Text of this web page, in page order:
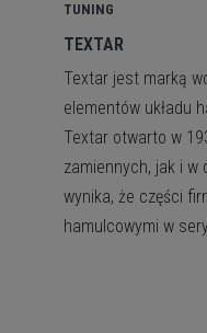
TUNING
TEXTAR
Textar jest marką
elementów układu
Textar otwarto w
zamiennych, jak i
wynika, że części
hamulcowymi w
umożliwiają
nie będzie mogła
udostępniając podstawowe
cookie służą do śledzenia i
Pliki cookies
usługom
Google